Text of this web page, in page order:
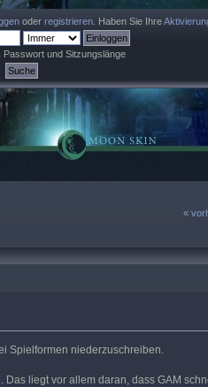
oder registrieren . Haben Sie Ihre
Passwort und Sitzungslänge
«
Spielformen niederzuschreiben.
liegt vor allem daran, dass GAM